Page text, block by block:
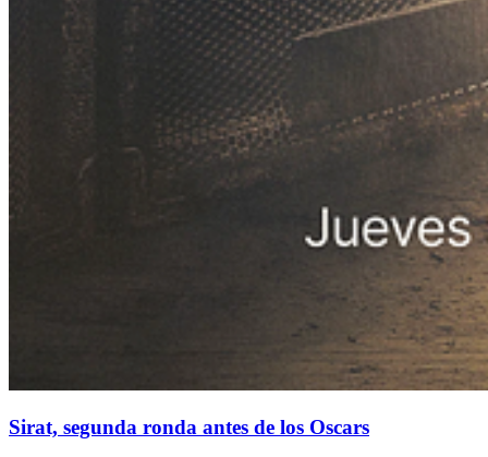
Sirat, segunda ronda antes de los Oscars